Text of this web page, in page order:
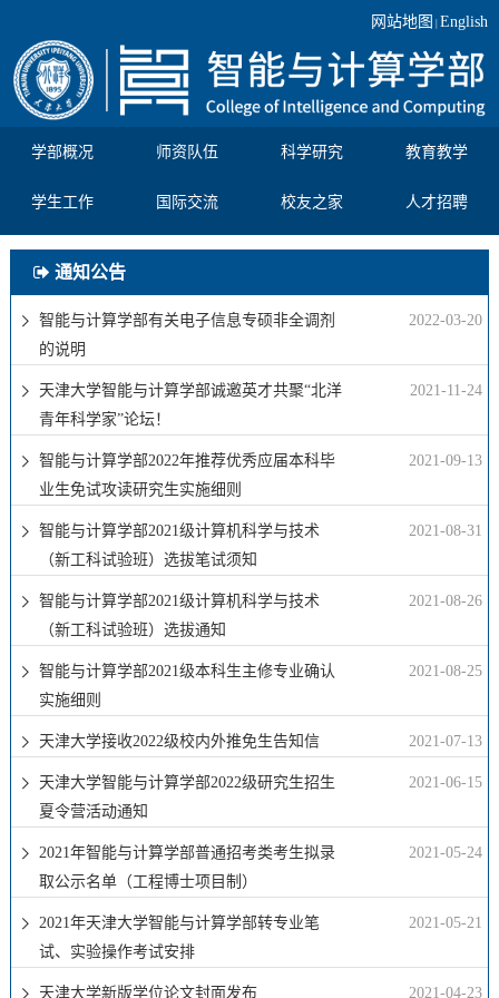
网站地图 English
学部概况 师资队伍 科学研究 教育教学
学生工作 国际交流 校友之家 人才招聘
通知公告
2022-03-20
智能与计算学部有关电子信息专硕非全调剂
的说明
2021-11-24
天津大学智能与计算学部诚邀英才共聚“北洋
青年科学家”论坛！
2021-09-13
智能与计算学部2022年推荐优秀应届本科毕
业生免试攻读研究生实施细则
2021-08-31
智能与计算学部2021级计算机科学与技术
（新工科试验班）选拔笔试须知
2021-08-26
智能与计算学部2021级计算机科学与技术
（新工科试验班）选拔通知
2021-08-25
智能与计算学部2021级本科生主修专业确认
实施细则
2021-07-13
天津大学接收2022级校内外推免生告知信
2021-06-15
天津大学智能与计算学部2022级研究生招生
夏令营活动通知
2021-05-24
2021年智能与计算学部普通招考类考生拟录
取公示名单（工程博士项目制）
2021-05-21
2021年天津大学智能与计算学部转专业笔
试、实验操作考试安排
2021-04-23
天津大学新版学位论文封面发布